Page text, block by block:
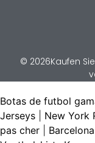
© 2026Kaufen
Botas de futbol
Jerseys
New York
pas cher